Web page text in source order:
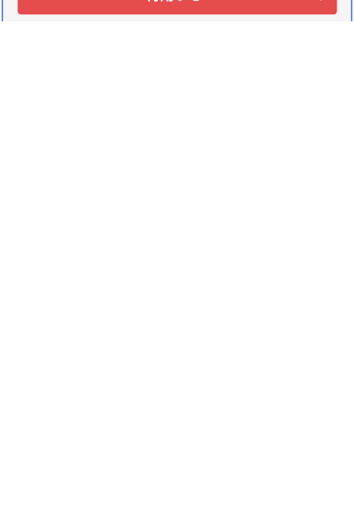
海外赴任時の日本のクレジットカード｜その･･･